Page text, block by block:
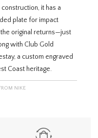
it has a
plate for impact
the original returns—just
with Club Gold
a custom engraved
Coast heritage.
NIKE